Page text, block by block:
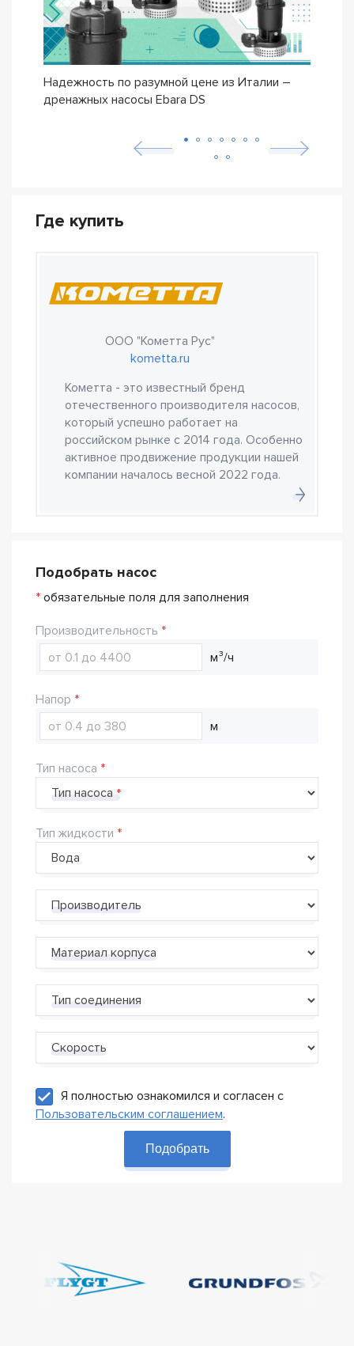
Надежность по разумной цене из Италии –
дренажных насосы Ebara DS
Где купить
ООО "Кометта Рус"
kometta.ru
Кометта - это известный бренд
отечественного производителя насосов,
который успешно работает на
российском рынке с 2014 года. Особенно
активное продвижение продукции нашей
компании началось весной 2022 года.
Подобрать насос
* обязательные поля для заполнения
Производительность
м³/ч
Напор
м
Тип насоса
Тип насоса
Тип жидкости
Производитель
Материал корпуса
Тип соединения
Скорость
Я полностью ознакомился и согласен с
Пользовательским соглашением.
Подобрать